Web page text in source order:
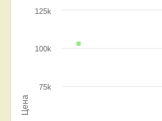
Цена
75k
100k
125k